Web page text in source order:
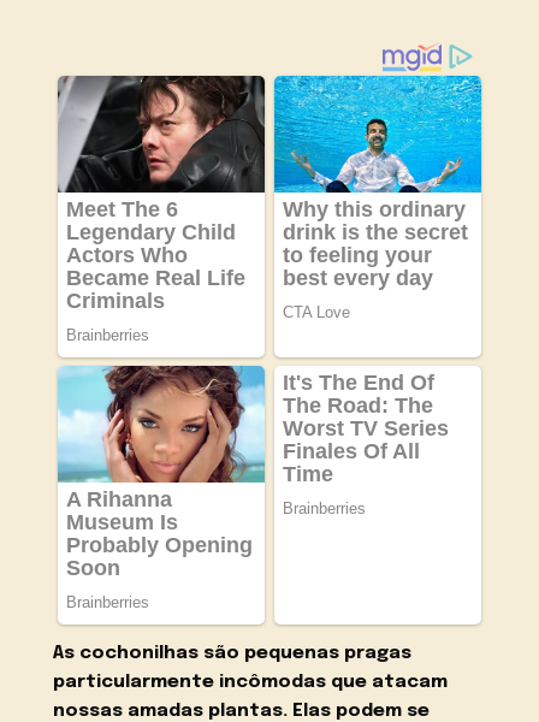
As cochonilhas são pequenas pragas
particularmente incômodas que atacam
nossas amadas plantas. Elas podem se